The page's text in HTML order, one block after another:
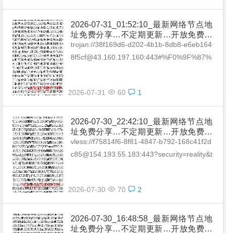
2026-07-31_01:52:10_最新网络节点地
址免费分享…不定期更新…开放免费分
享（网络免费节点香港|日本|韩国|新加
坡|台湾|马来西亚|…
trojan://38f169d6-d202-4b1b-8db8-e6eb164
8f5cf@43.160.197.160:443#%F0%9F%87%
2026-07-31 60 1
2026-07-30_22:42:10_最新网络节点地
址免费分享…不定期更新…开放免费分
享（网络免费节点香港|日本|韩国|新加
坡|台湾|马来西亚|…
vless://f75814f6-8f81-4847-b792-168c41f2d
c85@154.193.55.183:443?security=reality&t
2026-07-30 70 2
2026-07-30_16:48:58_最新网络节点地
址免费分享…不定期更新…开放免费分